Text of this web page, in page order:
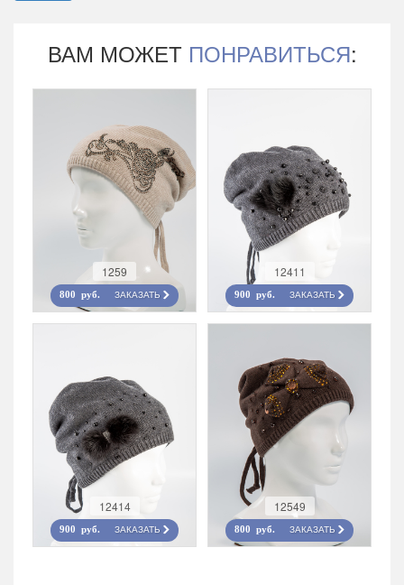
ВАМ МОЖЕТ ПОНРАВИТЬСЯ:
1259
800 руб. ЗАКАЗАТЬ
12411
900 руб. ЗАКАЗАТЬ
12414
900 руб. ЗАКАЗАТЬ
12549
800 руб. ЗАКАЗАТЬ